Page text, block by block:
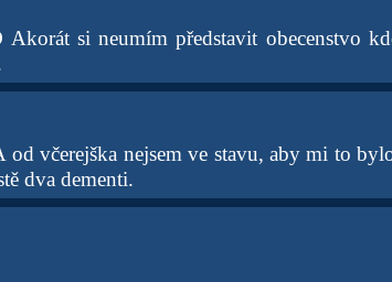
Akorát si neumím představit obecenstvo
od včerejška nejsem ve stavu, aby mi to
dva dementi.